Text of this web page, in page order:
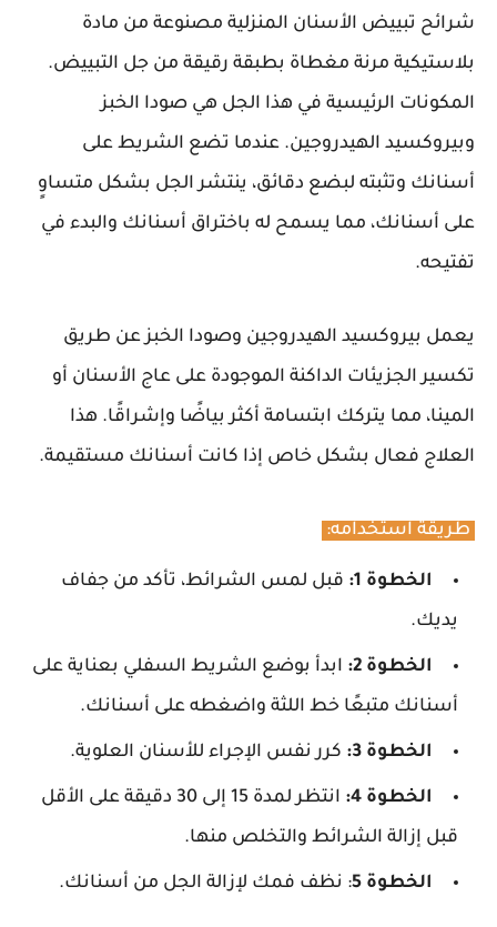
شرائح تبييض الأسنان المنزلية مصنوعة من مادة
بلاستيكية مرنة مغطاة بطبقة رقيقة من جل التبييض.
المكونات الرئيسية في هذا الجل هي صودا الخبز
وبيروكسيد الهيدروجين. عندما تضع الشريط على
أسنانك وتثبته لبضع دقائق، ينتشر الجل بشكل متساوٍ
على أسنانك، مما يسمح له باختراق أسنانك والبدء في
تفتيحه.
يعمل بيروكسيد الهيدروجين وصودا الخبز عن طريق
تكسير الجزيئات الداكنة الموجودة على عاج الأسنان أو
المينا، مما يتركك ابتسامة أكثر بياضًا وإشراقًا. هذا
العلاج فعال بشكل خاص إذا كانت أسنانك مستقيمة.
طريقة استخدامه:
الخطوة 1:
قبل لمس الشرائط، تأكد من جفاف
يديك.
الخطوة 2:
ابدأ بوضع الشريط السفلي بعناية على
أسنانك متبعًا خط اللثة واضغطه على أسنانك.
الخطوة 3: كرر نفس الإجراء للأسنان العلوية.
الخطوة 4:
انتظر لمدة 15 إلى 30 دقيقة على الأقل
قبل إزالة الشرائط والتخلص منها.
الخطوة 5 : نظف فمك لإزالة الجل من أسنانك.